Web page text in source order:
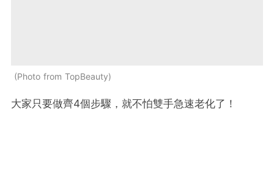
Photo from TopBeauty
大家只要做齊4個步驟，就不怕雙手急速老化了！